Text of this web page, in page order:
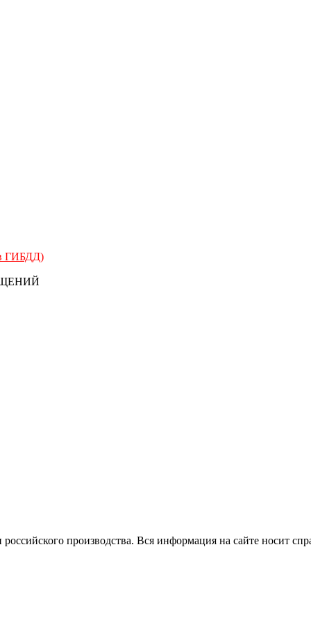
в ГИБДД)
производства. Вся информация на сайте носит